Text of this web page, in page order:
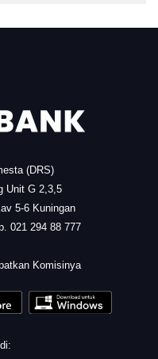
(DRS)
Unit G 2,3,5
5-6 Kuningan
021 294 88 777
Komisinya